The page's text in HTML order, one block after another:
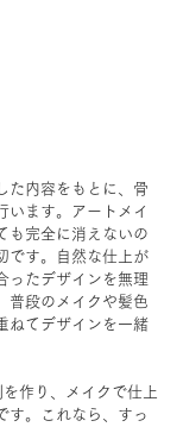
た内容をもとに、骨
います。アートメイ
も完全に消えないの
です。自然な仕上が
ったデザインを無理
普段のメイクや髪色
ねてデザインを一緒
作り、メイクで仕上
す。これなら、すっ